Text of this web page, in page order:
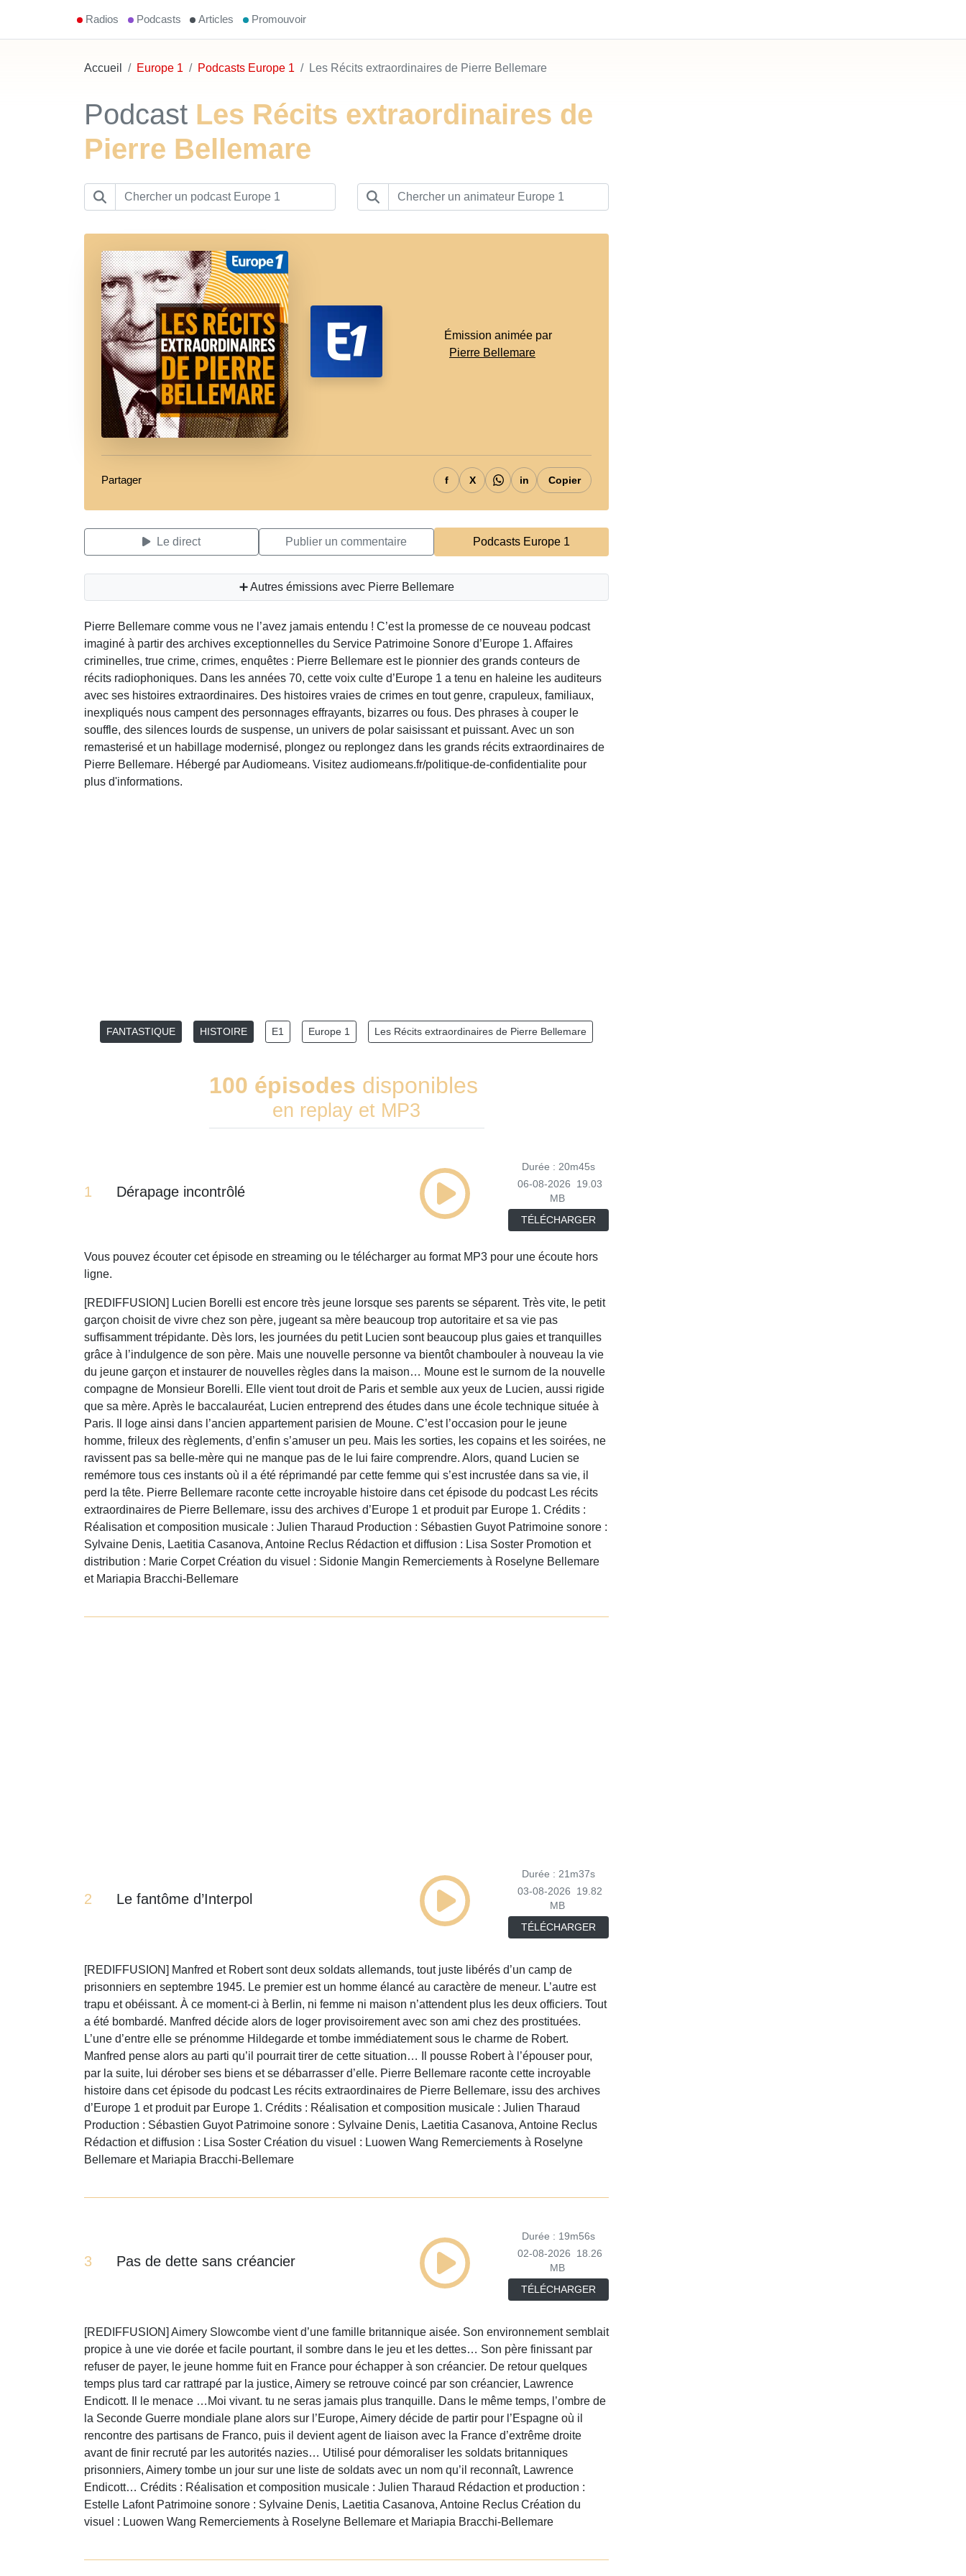
Radios Podcasts Articles Promouvoir
Accueil Europe 1 Podcasts Europe 1 Les Récits extraordinaires de Pierre Bellemare
Podcast Les Récits extraordinaires de
Pierre Bellemare
Émission animée par
Pierre Bellemare
Partager f X in Copier
Le direct Publier un commentaire Podcasts Europe 1
➕ Autres émissions avec Pierre Bellemare
Pierre Bellemare comme vous ne l’avez jamais entendu ! C’est la promesse de ce nouveau podcast
imaginé à partir des archives exceptionnelles du Service Patrimoine Sonore d’Europe 1. Affaires
criminelles, true crime, crimes, enquêtes : Pierre Bellemare est le pionnier des grands conteurs de
récits radiophoniques. Dans les années 70, cette voix culte d’Europe 1 a tenu en haleine les auditeurs
avec ses histoires extraordinaires. Des histoires vraies de crimes en tout genre, crapuleux, familiaux,
inexpliqués nous campent des personnages effrayants, bizarres ou fous. Des phrases à couper le
souffle, des silences lourds de suspense, un univers de polar saisissant et puissant. Avec un son
remasterisé et un habillage modernisé, plongez ou replongez dans les grands récits extraordinaires de
Pierre Bellemare. Hébergé par Audiomeans. Visitez audiomeans.fr/politique-de-confidentialite pour
plus d'informations.
FANTASTIQUE HISTOIRE E1 Europe 1 Les Récits extraordinaires de Pierre Bellemare
100 épisodes disponibles
en replay et MP3
1 Dérapage incontrôlé
Durée : 20m45s
06-08-2026
19.03
MB
TÉLÉCHARGER
Vous pouvez écouter cet épisode en streaming ou le télécharger au format MP3 pour une écoute hors
ligne.
[REDIFFUSION] Lucien Borelli est encore très jeune lorsque ses parents se séparent. Très vite, le petit
garçon choisit de vivre chez son père, jugeant sa mère beaucoup trop autoritaire et sa vie pas
suffisamment trépidante. Dès lors, les journées du petit Lucien sont beaucoup plus gaies et tranquilles
grâce à l’indulgence de son père. Mais une nouvelle personne va bientôt chambouler à nouveau la vie
du jeune garçon et instaurer de nouvelles règles dans la maison… Moune est le surnom de la nouvelle
compagne de Monsieur Borelli. Elle vient tout droit de Paris et semble aux yeux de Lucien, aussi rigide
que sa mère. Après le baccalauréat, Lucien entreprend des études dans une école technique située à
Paris. Il loge ainsi dans l’ancien appartement parisien de Moune. C’est l’occasion pour le jeune
homme, frileux des règlements, d’enfin s’amuser un peu. Mais les sorties, les copains et les soirées, ne
ravissent pas sa belle-mère qui ne manque pas de le lui faire comprendre. Alors, quand Lucien se
remémore tous ces instants où il a été réprimandé par cette femme qui s’est incrustée dans sa vie, il
perd la tête. Pierre Bellemare raconte cette incroyable histoire dans cet épisode du podcast Les récits
extraordinaires de Pierre Bellemare, issu des archives d’Europe 1 et produit par Europe 1. Crédits :
Réalisation et composition musicale : Julien Tharaud Production : Sébastien Guyot Patrimoine sonore :
Sylvaine Denis, Laetitia Casanova, Antoine Reclus Rédaction et diffusion : Lisa Soster Promotion et
distribution : Marie Corpet Création du visuel : Sidonie Mangin Remerciements à Roselyne Bellemare
et Mariapia Bracchi-Bellemare
2 Le fantôme d’Interpol
Durée : 21m37s
03-08-2026
19.82
MB
TÉLÉCHARGER
[REDIFFUSION] Manfred et Robert sont deux soldats allemands, tout juste libérés d’un camp de
prisonniers en septembre 1945. Le premier est un homme élancé au caractère de meneur. L’autre est
trapu et obéissant. À ce moment-ci à Berlin, ni femme ni maison n’attendent plus les deux officiers. Tout
a été bombardé. Manfred décide alors de loger provisoirement avec son ami chez des prostituées.
L’une d’entre elle se prénomme Hildegarde et tombe immédiatement sous le charme de Robert.
Manfred pense alors au parti qu’il pourrait tirer de cette situation… Il pousse Robert à l’épouser pour,
par la suite, lui dérober ses biens et se débarrasser d’elle. Pierre Bellemare raconte cette incroyable
histoire dans cet épisode du podcast Les récits extraordinaires de Pierre Bellemare, issu des archives
d’Europe 1 et produit par Europe 1. Crédits : Réalisation et composition musicale : Julien Tharaud
Production : Sébastien Guyot Patrimoine sonore : Sylvaine Denis, Laetitia Casanova, Antoine Reclus
Rédaction et diffusion : Lisa Soster Création du visuel : Luowen Wang Remerciements à Roselyne
Bellemare et Mariapia Bracchi-Bellemare
3 Pas de dette sans créancier
Durée : 19m56s
02-08-2026
18.26
MB
TÉLÉCHARGER
[REDIFFUSION] Aimery Slowcombe vient d’une famille britannique aisée. Son environnement semblait
propice à une vie dorée et facile pourtant, il sombre dans le jeu et les dettes… Son père finissant par
refuser de payer, le jeune homme fuit en France pour échapper à son créancier. De retour quelques
temps plus tard car rattrapé par la justice, Aimery se retrouve coincé par son créancier, Lawrence
Endicott. Il le menace …Moi vivant. tu ne seras jamais plus tranquille. Dans le même temps, l’ombre de
la Seconde Guerre mondiale plane alors sur l’Europe, Aimery décide de partir pour l’Espagne où il
rencontre des partisans de Franco, puis il devient agent de liaison avec la France d’extrême droite
avant de finir recruté par les autorités nazies… Utilisé pour démoraliser les soldats britanniques
prisonniers, Aimery tombe un jour sur une liste de soldats avec un nom qu’il reconnaît, Lawrence
Endicott… Crédits : Réalisation et composition musicale : Julien Tharaud Rédaction et production :
Estelle Lafont Patrimoine sonore : Sylvaine Denis, Laetitia Casanova, Antoine Reclus Création du
visuel : Luowen Wang Remerciements à Roselyne Bellemare et Mariapia Bracchi-Bellemare